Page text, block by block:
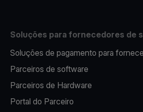
Soluções para fornecedores de
Soluções de pagamento para
Parceiros de software
Parceiros de Hardware
Portal do Parceiro